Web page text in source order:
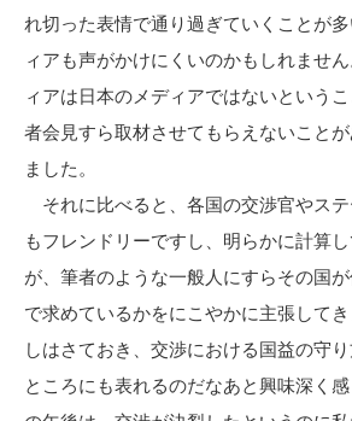
れ切った表情で通り過ぎていくことが
ィアも声がかけにくいのかもしれませ
ィアは日本のメディアではないという
者会見すら取材させてもらえないこと
ました。
それに比べると、各国の交渉官やス
もフレンドリーですし、明らかに計算
が、筆者のような一般人にすらその国
で求めているかをにこやかに主張して
しはさておき、交渉における国益の守
ところにも表れるのだなあと興味深く